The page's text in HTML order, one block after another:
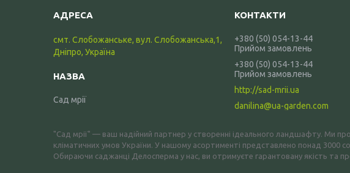
смт. Слобожанське, вул. Слобожанська,1,
Дніпро, Україна
Сад мрії
+380 (50) 054-13-44
Прийом замовлень
+380 (50) 054-13-44
Прийом замовлень
http://sad-mrii.ua
danilina@ua-garden.com
"Сад мрії" — ваш надійний партнер у створенні ідеального ландшафту. Ми
кліматичних умов України. У нашому асортименті представлено понад 3000
Обираючи саджанці Делосперма у нас, ви отримуєте гарантовану якість та